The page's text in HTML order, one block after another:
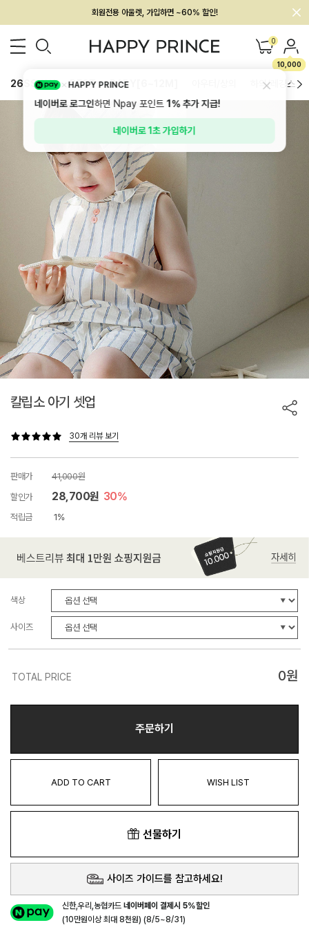
멤버십 최대 28,000원 혜택
0
10,000
26SS 신상 BEST BABY[6~12M] 하의/레깅스
칼립소 아기 셋업
30개 리뷰 보기
판매가
41,000원
할인가
28,700원 30%
적립금 1%
색상
사이즈
TOTAL PRICE 0원
주문하기
ADD TO CART WISH LIST
선물하기
사이즈 가이드를 참고하세요!
신한,우리,농협카드네이버페이 결제시 5%할인
(10만원이상 최대 8천원) (8/5~8/31)
HAPPY PRINCE
네이버로 로그인하면 Npay 포인트1%추가 지급!
네이버로 1초 가입하기